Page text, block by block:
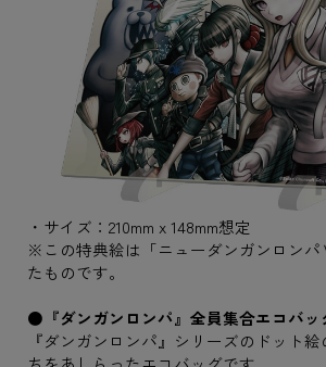
・サイズ：210mm x 148mm想定
※この特典絵は「ニューダンガンロンパ
たものです。
●『ダンガンロンパ』全員集合エコバッ
『ダンガンロンパ』シリーズのドット